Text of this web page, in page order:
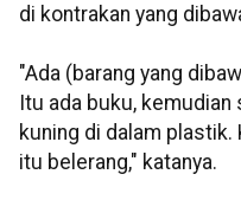
di kontrakan yang
"Ada (barang yang
Itu ada buku,
kuning di dalam plastik.
itu belerang," katanya.